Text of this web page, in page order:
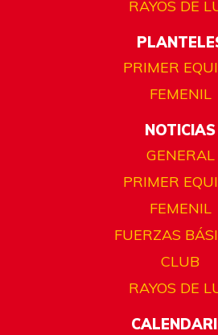
RAYOS DE
PRIMER
FEMENIL
NOTICIAS
GENERAL
PRIMER
FEMENIL
FUERZAS
CLUB
RAYOS DE